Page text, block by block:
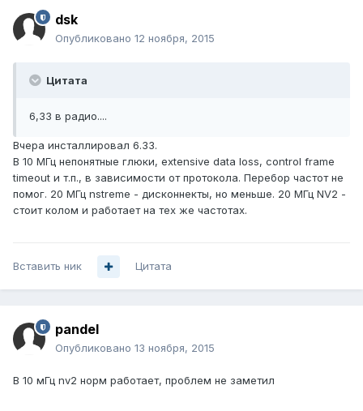
dsk
Опубликовано 12 ноября, 2015
Цитата
6,33 в радио....
Вчера инсталлировал 6.33.
В 10 МГц непонятные глюки, extensive data loss, control frame
timeout и т.п., в зависимости от протокола. Перебор частот не
помог. 20 МГц nstreme - дисконнекты, но меньше. 20 МГц NV2 -
стоит колом и работает на тех же частотах.
Вставить ник Цитата
pandel
Опубликовано 13 ноября, 2015
В 10 мГц nv2 норм работает, проблем не заметил